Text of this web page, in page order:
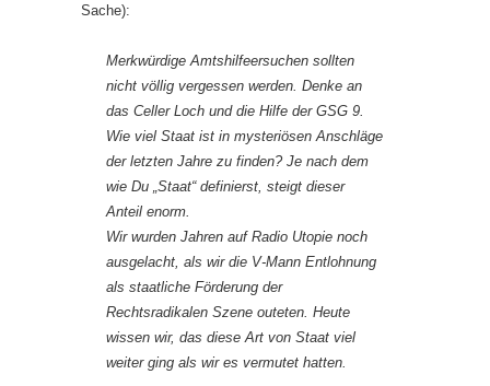
Sache):
Merkwürdige Amtshilfeersuchen sollten
nicht völlig vergessen werden. Denke an
das Celler Loch und die Hilfe der GSG 9.
Wie viel Staat ist in mysteriösen Anschläge
der letzten Jahre zu finden? Je nach dem
wie Du „Staat“ definierst, steigt dieser
Anteil enorm.
Wir wurden Jahren auf Radio Utopie noch
ausgelacht, als wir die V-Mann Entlohnung
als staatliche Förderung der
Rechtsradikalen Szene outeten. Heute
wissen wir, das diese Art von Staat viel
weiter ging als wir es vermutet hatten.